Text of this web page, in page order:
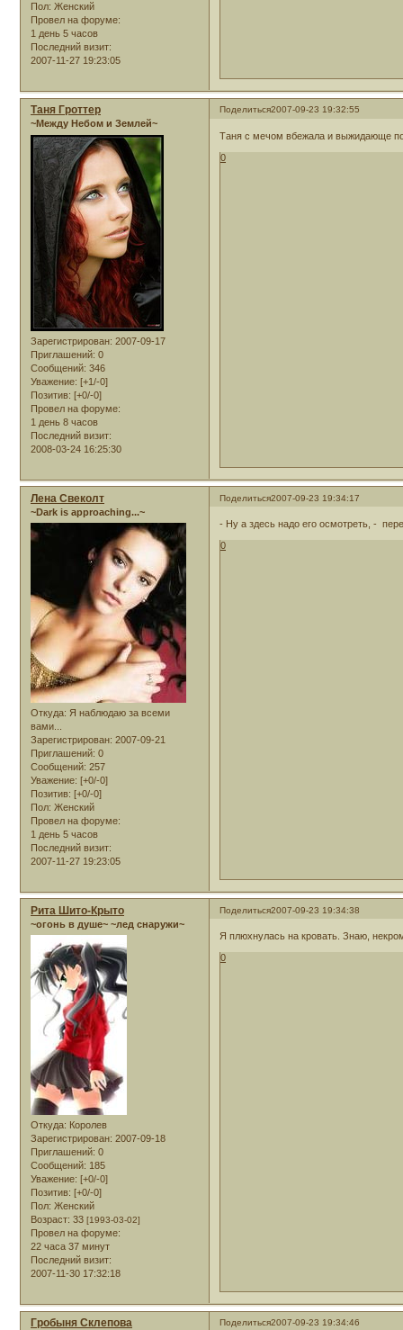
Пол: Женский
Провел на форуме:
1 день 5 часов
Последний визит:
2007-11-27 19:23:05
Поделиться2007-09-23 19:32:55
Таня Гроттер
~Между Небом и Землей~
Зарегистрирован: 2007-09-17
Приглашений: 0
Сообщений: 346
Уважение: [+1/-0]
Позитив: [+0/-0]
Провел на форуме:
1 день 8 часов
Последний визит:
2008-03-24 16:25:30
Таня с мечом вбежала и выжидающе
0
Поделиться2007-09-23 19:34:17
Лена Свеколт
~Dark is approaching...~
Откуда: Я наблюдаю за всеми
вами...
Зарегистрирован: 2007-09-21
Приглашений: 0
Сообщений: 257
Уважение: [+0/-0]
Позитив: [+0/-0]
Пол: Женский
Провел на форуме:
1 день 5 часов
Последний визит:
2007-11-27 19:23:05
- Ну а здесь надо его осмотреть, -
0
Поделиться2007-09-23 19:34:38
Рита Шито-Крыто
~огонь в душе~ ~лед снаружи~
Откуда: Королев
Зарегистрирован: 2007-09-18
Приглашений: 0
Сообщений: 185
Уважение: [+0/-0]
Позитив: [+0/-0]
Пол: Женский
Возраст: 33 [1993-03-02]
Провел на форуме:
22 часа 37 минут
Последний визит:
2007-11-30 17:32:18
Я плюхнулась на кровать. Знаю,
0
Поделиться2007-09-23 19:34:46
Гробыня Склепова